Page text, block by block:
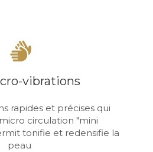
vibrations
rapides et précises qui
circulation "mini
tonifie et redensifie la
peau